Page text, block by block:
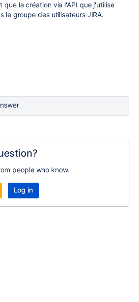
que la création via l'API que j'utilise
le groupe des utilisateurs JIRA.
people who know.
Log in